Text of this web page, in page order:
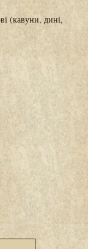
(кавуни, дині,